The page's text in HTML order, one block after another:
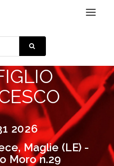
Toggle
2026
Maglie (LE) -
Moro n.29